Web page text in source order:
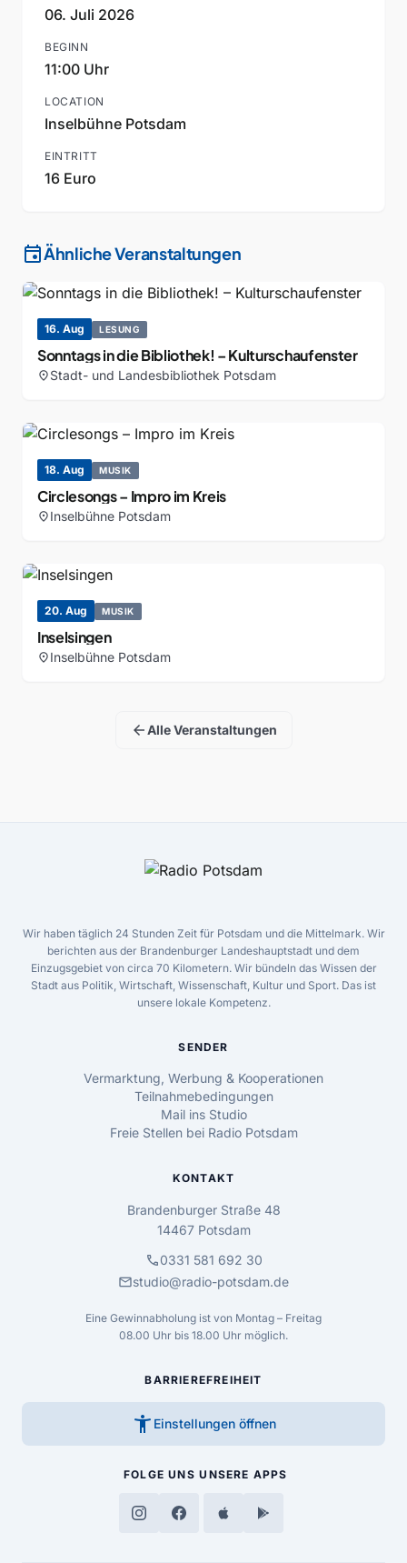
06. Juli 2026
BEGINN
11:00 Uhr
LOCATION
Inselbühne Potsdam
EINTRITT
16 Euro
eventÄhnliche Veranstaltungen
16. Aug LESUNG
Sonntags in die Bibliothek! – Kulturschaufenster
location_onStadt- und Landesbibliothek Potsdam
18. Aug MUSIK
Circlesongs – Impro im Kreis
location_onInselbühne Potsdam
20. Aug MUSIK
Inselsingen
location_onInselbühne Potsdam
arrow_backAlle Veranstaltungen
Wir haben täglich 24 Stunden Zeit für Potsdam und die Mittelmark. Wir
berichten aus der Brandenburger Landeshauptstadt und dem
Einzugsgebiet von circa 70 Kilometern. Wir bündeln das Wissen der
Stadt aus Politik, Wirtschaft, Wissenschaft, Kultur und Sport. Das ist
unsere lokale Kompetenz.
SENDER
Vermarktung, Werbung & Kooperationen
Teilnahmebedingungen
Mail ins Studio
Freie Stellen bei Radio Potsdam
KONTAKT
Brandenburger Straße 48
14467 Potsdam
call0331 581 692 30
mailstudio@radio-potsdam.de
Eine Gewinnabholung ist von Montag – Freitag
08.00 Uhr bis 18.00 Uhr möglich.
BARRIEREFREIHEIT
accessibility_new Einstellungen öffnen
FOLGE UNS UNSERE APPS